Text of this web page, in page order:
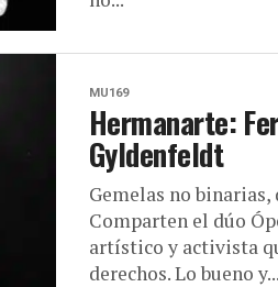
MU169
Hermanarte:
Gyldenfeldt
Gemelas no binarias,
Comparten el dúo
artístico y activista
derechos. Lo bueno y...